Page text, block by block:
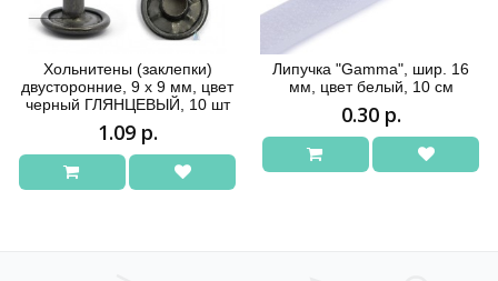
Хольнитены (заклепки)
двусторонние, 9 х 9 мм, цвет
черный ГЛЯНЦЕВЫЙ, 10 шт
1.09 р.
Липучка "Gamma", шир. 16
мм, цвет белый, 10 см
0.30 р.